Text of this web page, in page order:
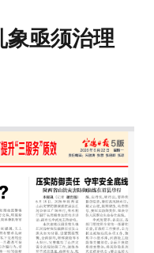
象亟须治理